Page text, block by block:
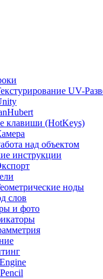
UV-
клавиши (HotKeys)
над объектом
инструкции
ноды
слов
и фото